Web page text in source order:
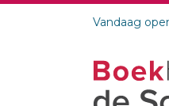
Vandaag